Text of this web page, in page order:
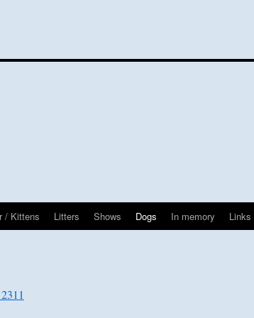
/ Kittens Litters Shows Dogs In memory Links